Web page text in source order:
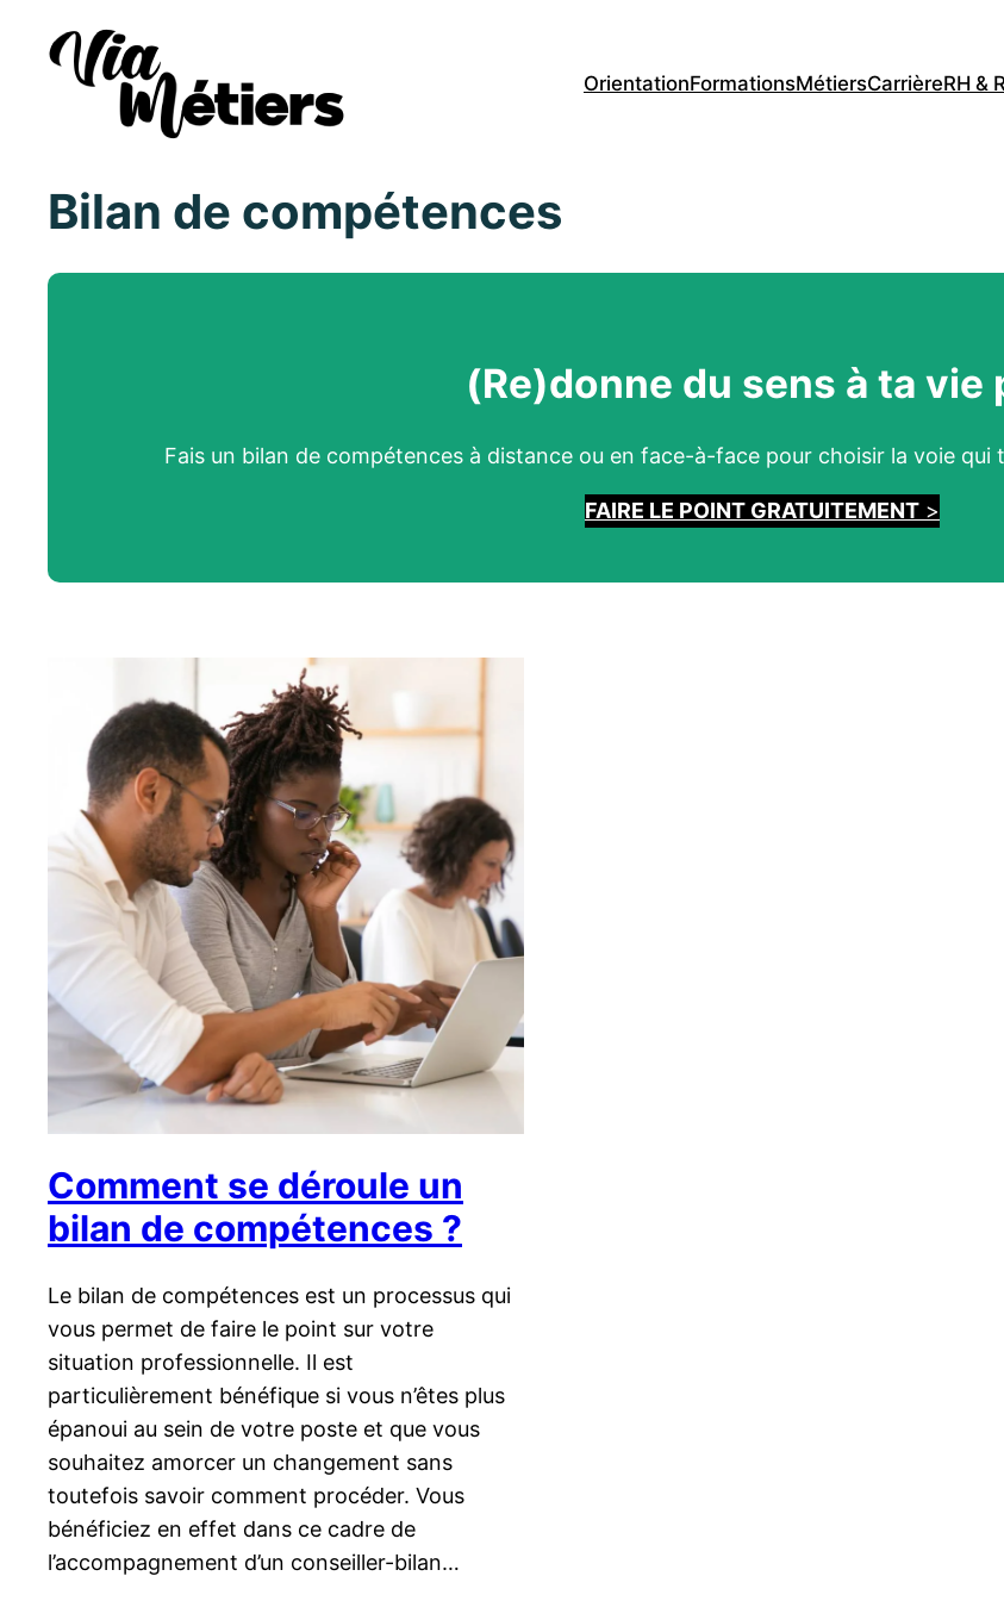
OrientationFormationsMétiersCarrièreRH &
Bilan de compétences
(Re)donne du sens à ta vie
Fais un bilan de compétences à distance ou en face-à-face pour choisir la voie qui
FAIRE LE POINT GRATUITEMENT >
Comment se déroule un
bilan de compétences ?
Le bilan de compétences est un processus qui
vous permet de faire le point sur votre
situation professionnelle. Il est
particulièrement bénéfique si vous n’êtes plus
épanoui au sein de votre poste et que vous
souhaitez amorcer un changement sans
toutefois savoir comment procéder. Vous
bénéficiez en effet dans ce cadre de
l’accompagnement d’un conseiller-bilan…